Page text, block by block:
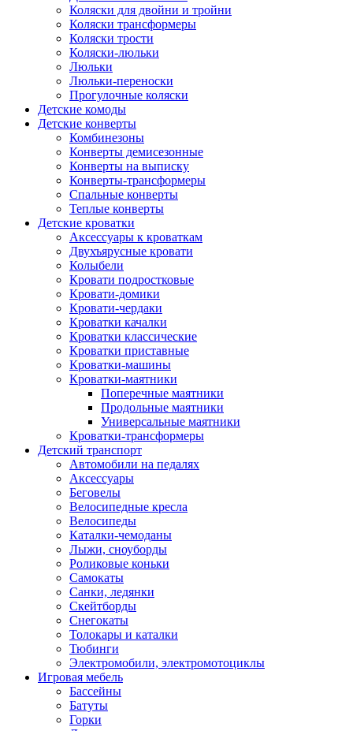
Коляски для двойни и тройни
Коляски трансформеры
Коляски трости
Коляски-люльки
Люльки
Люльки-переноски
Прогулочные коляски
Детские комоды
Детские конверты
Комбинезоны
Конверты демисезонные
Конверты на выписку
Конверты-трансформеры
Спальные конверты
Теплые конверты
Детские кроватки
Аксессуары к кроваткам
Двухъярусные кровати
Колыбели
Кровати подростковые
Кровати-домики
Кровати-чердаки
Кроватки качалки
Кроватки классические
Кроватки приставные
Кроватки-машины
Кроватки-маятники
Поперечные маятники
Продольные маятники
Универсальные маятники
Кроватки-трансформеры
Детский транспорт
Автомобили на педалях
Аксессуары
Беговелы
Велосипедные кресла
Велосипеды
Каталки-чемоданы
Лыжи, сноуборды
Роликовые коньки
Самокаты
Санки, ледянки
Скейтборды
Снегокаты
Толокары и каталки
Тюбинги
Электромобили, электромотоциклы
Игровая мебель
Бассейны
Батуты
Горки